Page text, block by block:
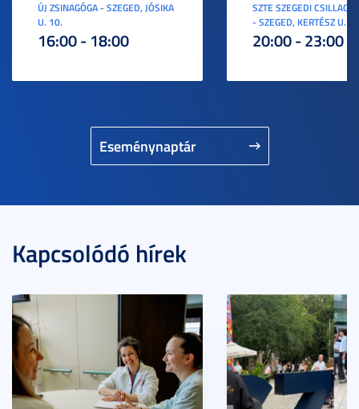
Eseménynaptár
ÚJ ZSINAGÓGA - SZEGED, JÓSIKA
U. 10.
16:00 - 18:00
SZTE SZEGEDI
- SZEGED, KERTÉSZ U. 3.
20:00 - 23:00
Kapcsolódó hírek